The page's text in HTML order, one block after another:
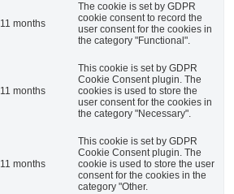
11 months
The cookie is set by GDPR
cookie consent to record the
user consent for the cookies in
the category "Functional".
11 months
This cookie is set by GDPR
Cookie Consent plugin. The
cookies is used to store the
user consent for the cookies in
the category "Necessary".
11 months
This cookie is set by GDPR
Cookie Consent plugin. The
cookie is used to store the user
consent for the cookies in the
category "Other.